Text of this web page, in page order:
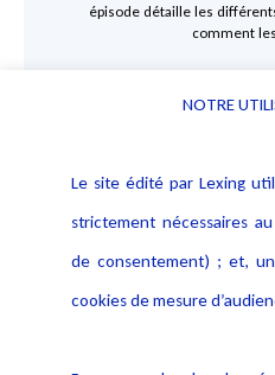
épisode détaille les
comment
NOTRE
Le site édité par Lexing
strictement nécessaires
de consentement) ; et,
cookies de mesure